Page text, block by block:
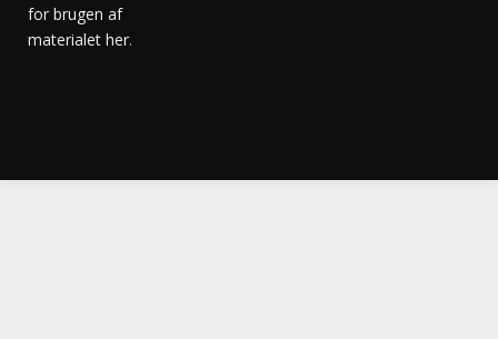
for brugen af
materialet her.